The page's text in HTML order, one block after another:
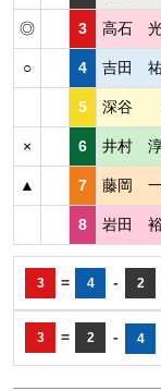
◎ 3 高石
○ 4 吉田
5 深谷
× 6 井村
▲ 7 藤岡
8 岩田
3 = 4 - 2
3 = 2 - 4